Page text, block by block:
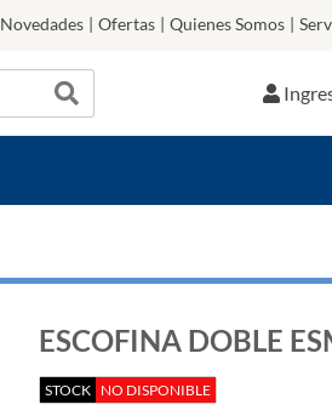
Novedades | Ofertas | Quienes Somos |
ESCOFINA DOBLE
STOCK NO DISPONIBLE